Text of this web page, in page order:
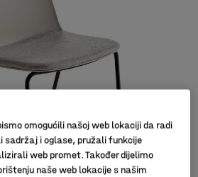
omogućili našoj web lokaciji da radi
sadržaj i oglase, pružali funkcije
web promet. Također dijelimo
naše web lokacije s našim